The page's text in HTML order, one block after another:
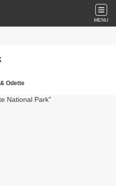
MENU
Odette